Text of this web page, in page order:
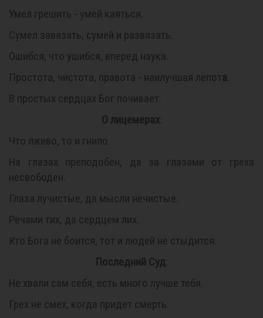
Умел грешить - умей каяться.
Сумел завязать, сумей и развязать.
Ошибся, что ушибся, вперед наука.
Простота, чистота, правота - наилучшая лепота
В простых сердцах Бог почивает.
О лицемерах:
Что лживо, то и гнило.
На глазах преподобен, да за глазами от греха
несвободен.
Глаза лучистые, да мысли нечистые.
Речами тих, да сердцем лих.
Кто Бога не боится, тот и людей не стыдится.
Последний Суд
Не хвали сам себя, есть много лучше тебя.
Грех не смех, когда придет смерть.